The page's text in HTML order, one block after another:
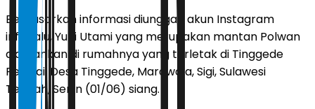
Berdasarkan informasi diunggah akun Instagram
infopalu, Yuni Utami yang merupakan mantan Polwan
diamankan di rumahnya yang terletak di Tinggede
Permai, Desa Tinggede, Marawola, Sigi, Sulawesi
Tengah, Senin (01/06) siang.